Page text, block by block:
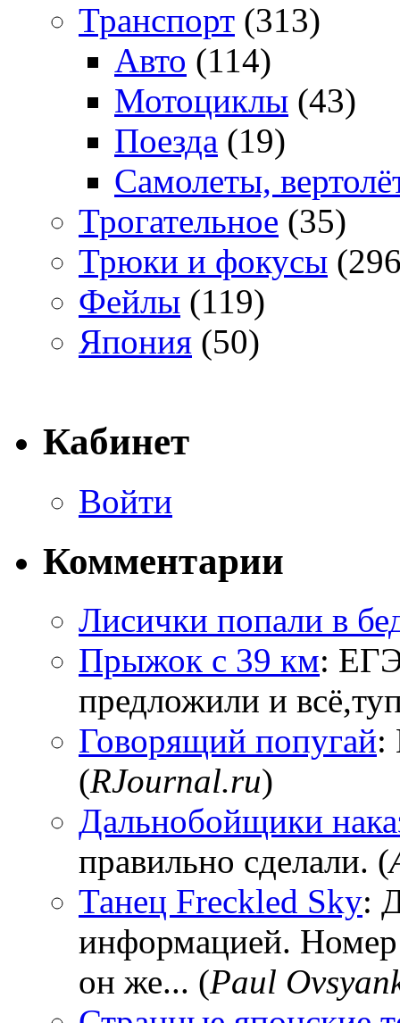
Транспорт (313)
Авто (114)
Мотоциклы (43)
Поезда (19)
Самолеты,
Трогательное (35)
Трюки и фокусы
Фейлы (119)
Япония (50)
Кабинет
Войти
Комментарии
Лисички попали в
Прыжок с 39 км:
предложили и
Говорящий попугай:
(RJournal.ru)
Дальнобойщики
правильно сделали. (
Танец Freckled Sky:
информацией.
он же... (Paul